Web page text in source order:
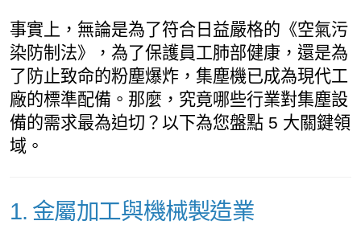
事實上，無論是為了符合日益嚴格的《空氣污
染防制法》，為了保護員工肺部健康，還是為
了防止致命的粉塵爆炸，集塵機已成為現代工
廠的標準配備。那麼，究竟哪些行業對集塵設
備的需求最為迫切？以下為您盤點 5 大關鍵領
域。
1. 金屬加工與機械製造業